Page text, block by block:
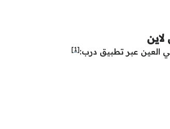
العين عبر تطبيق درب:[1]